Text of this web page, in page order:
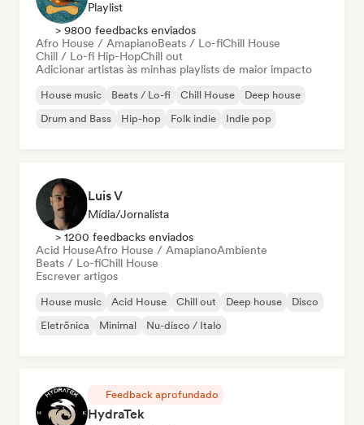
Playlist
> 9800 feedbacks enviados
Afro House / AmapianoBeats / Lo-fiChill House
Chill / Lo-fi Hip-HopChill out
Adicionar artistas às minhas playlists de maior impacto
House music Beats / Lo-fi Chill House
Deep house
Drum and Bass
Hip-hop Folk indie Indie pop
Luis V
Mídia/Jornalista
> 1200 feedbacks enviados
Acid HouseAfro House / AmapianoAmbiente
Beats / Lo-fiChill House
Escrever artigos
House music Acid House Chill out Deep house
Disco
Eletrônica
Minimal Nu-disco / Italo
Feedback aprofundado
HydraTek